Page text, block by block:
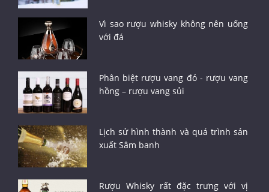
Vì sao rượu whisky không nên uống
với đá
Phân biệt rượu vang đỏ - rượu vang
hồng – rượu vang sủi
Lịch sử hình thành và quá trình sản
xuất Sâm banh
Rượu Whisky rất đặc trưng với vị